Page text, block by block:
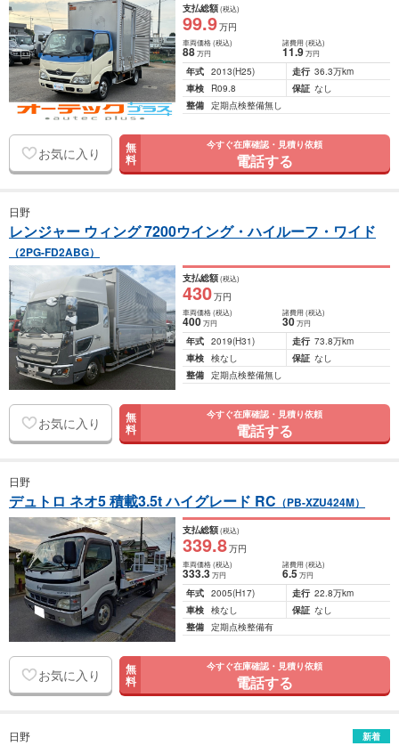
支払総額(税込)
99.9万円
車両価格(税込)
88万円
諸費用 (税込)
11.9 万円
年式 2013(H25) 走行 36.3万km
車検
R09.8 保証 なし
整備 定期点検整備無し
お気に入り 無
料
今すぐ在庫確認・見積り依頼
電話する
日野
レンジャー ウィング 7200ウイング・ハイルーフ・ワイド
（2PG-FD2ABG）
支払総額(税込)
430万円
車両価格(税込)
400万円
諸費用 (税込)
30 万円
年式 2019(H31) 走行 73.8万km
車検 検なし 保証 なし
整備 定期点検整備無し
お気に入り 無
料
今すぐ在庫確認・見積り依頼
電話する
日野
デュトロ ネオ5 積載3.5t ハイグレード RC （PB-XZU424M）
支払総額(税込)
339.8万円
車両価格(税込)
333.3万円
諸費用 (税込)
6.5 万円
年式 2005(H17) 走行 22.8万km
車検 検なし 保証 なし
整備 定期点検整備有
お気に入り 無
料
今すぐ在庫確認・見積り依頼
電話する
日野 新着